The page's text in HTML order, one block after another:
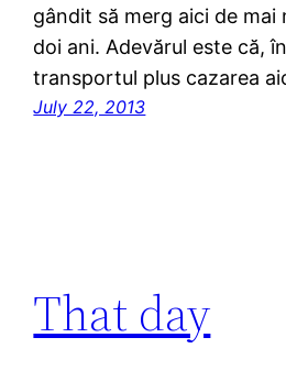
gândit să merg aici de mai
doi ani. Adevărul este că,
transportul plus cazarea
July 22, 2013
That day